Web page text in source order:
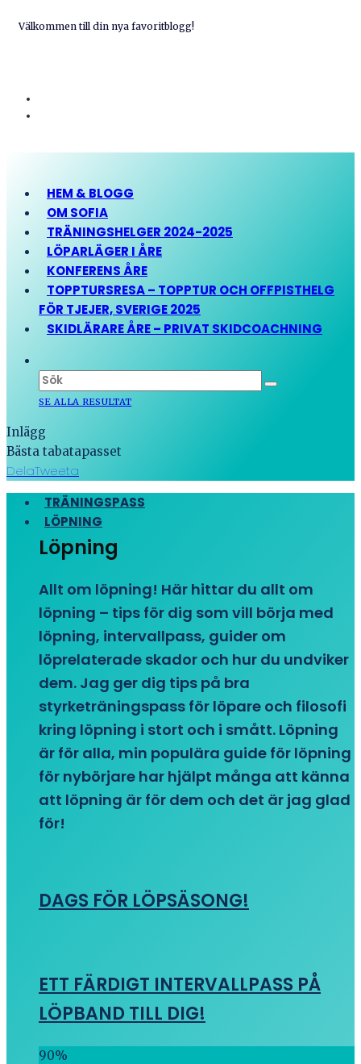
Välkommen till din nya favoritblogg!
HEM & BLOGG
OM SOFIA
TRÄNINGSHELGER 2024-2025
LÖPARLÄGER I ÅRE
KONFERENS ÅRE
TOPPTURSRESA – TOPPTUR OCH OFFPISTHELG
FÖR TJEJER, SVERIGE 2025
SKIDLÄRARE ÅRE – PRIVAT SKIDCOACHNING
SE ALLA RESULTAT
Inlägg
Bästa tabatapasset
DelaTweeta
TRÄNINGSPASS
LÖPNING
Löpning
Allt om löpning! Här hittar du allt om
löpning – tips för dig som vill börja med
löpning, intervallpass, guider om
löprelaterade skador och hur du undviker
dem. Jag ger dig tips på bra
styrketräningspass för löpare och filosofi
kring löpning i stort och i smått. Löpning
är för alla, min populära guide för löpning
för nybörjare har hjälpt många att känna
att löpning är för dem och det är jag glad
för!
DAGS FÖR LÖPSÄSONG!
ETT FÄRDIGT INTERVALLPASS PÅ
LÖPBAND TILL DIG!
90%